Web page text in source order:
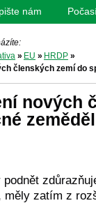
nám
» EU » HRDP »
členských zemí do
nových
podnět
měly zatím z